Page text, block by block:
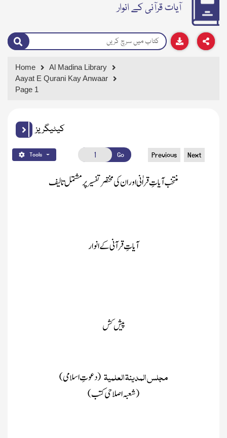
آیات قرآنی کے انوار
Home
Al Madina Library
Aayat E Qurani Kay Anwaar
Page 1
کیٹیگریز
Tools Go Previous Next
منتخب آیاتِ قراٰنی اور ان کی مختصرتفسیر پر مشتمل تالیف
آیاتِ قرآنی کے انوار
پیش کش
مجلس المدینۃ العلمیۃ (دعوتِ اسلامی )
(شعبہ اصلاحی کتب )